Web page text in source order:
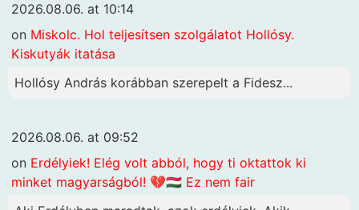
2026.08.06. at 10:14
on Miskolc. Hol teljesítsen szolgálatot Hollósy.
Kiskutyák itatása
Hollósy András korábban szerepelt a Fidesz...
2026.08.06. at 09:52
on Erdélyiek! Elég volt abból, hogy ti oktattok ki
minket magyarságból! 💔🇭🇺 Ez nem fair